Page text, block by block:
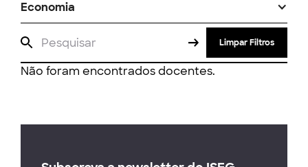
Economia
Limpar Filtros
Não foram encontrados docentes.